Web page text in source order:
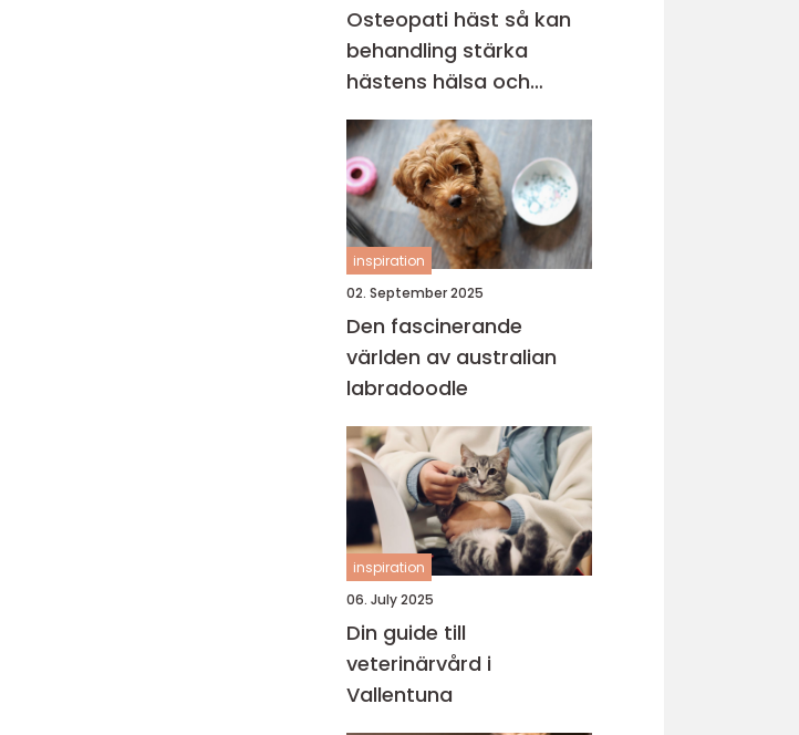
Osteopati häst så kan
behandling stärka
hästens hälsa och
prestation
inspiration
02. September 2025
Den fascinerande
världen av australian
labradoodle
inspiration
06. July 2025
Din guide till
veterinärvård i
Vallentuna